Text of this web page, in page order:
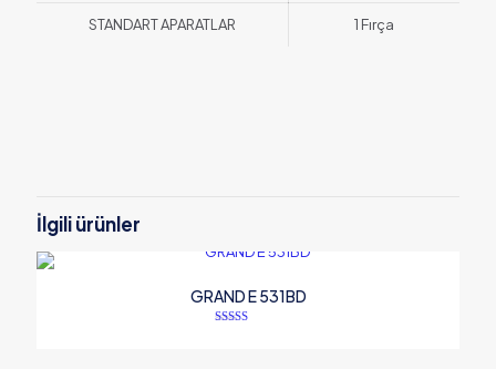
STANDART APARATLAR 1 Fırça
İlgili ürünler
GRAND E 531BD